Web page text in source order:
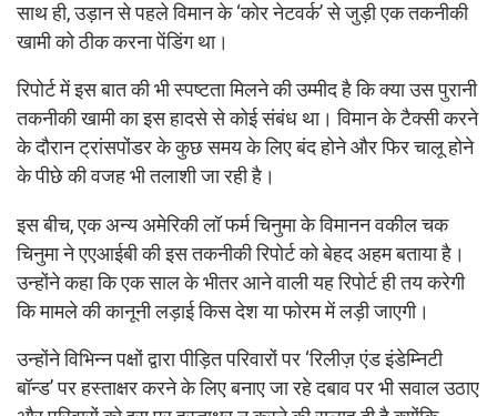
साथ ही, उड़ान से पहले विमान के ‘कोर नेटवर्क’ से जुड़ी एक तकनीकी
खामी को ठीक करना पेंडिंग था।
रिपोर्ट में इस बात की भी स्पष्टता मिलने की उम्मीद है कि क्या उस पुरानी
तकनीकी खामी का इस हादसे से कोई संबंध था। विमान के टैक्सी करने
के दौरान ट्रांसपोंडर के कुछ समय के लिए बंद होने और फिर चालू होने
के पीछे की वजह भी तलाशी जा रही है।
इस बीच, एक अन्य अमेरिकी लॉ फर्म चिनुमा के विमानन वकील चक
चिनुमा ने एएआईबी की इस तकनीकी रिपोर्ट को बेहद अहम बताया है।
उन्होंने कहा कि एक साल के भीतर आने वाली यह रिपोर्ट ही तय करेगी
कि मामले की कानूनी लड़ाई किस देश या फोरम में लड़ी जाएगी।
उन्होंने विभिन्न पक्षों द्वारा पीड़ित परिवारों पर ‘रिलीज़ एंड इंडेम्निटी
बॉन्ड’ पर हस्ताक्षर करने के लिए बनाए जा रहे दबाव पर भी सवाल उठाए